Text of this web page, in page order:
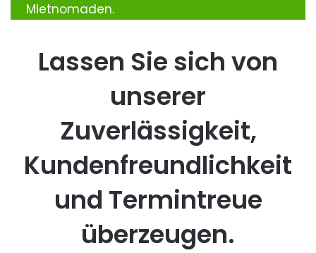
Mietnomaden.
Lassen Sie sich von
unserer
Zuverlässigkeit,
Kundenfreundlichkeit
und Termintreue
überzeugen.